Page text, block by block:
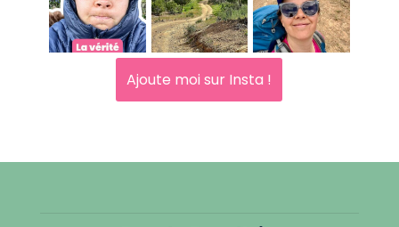
Ajoute moi sur Insta !